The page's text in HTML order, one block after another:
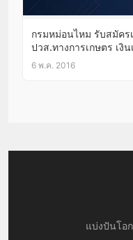
กรมหม่อนไหม รับสมัคร
ปวส.ทางการเกษตร เงิ
6 พ.ค. 2016
แบ่งปันโอ